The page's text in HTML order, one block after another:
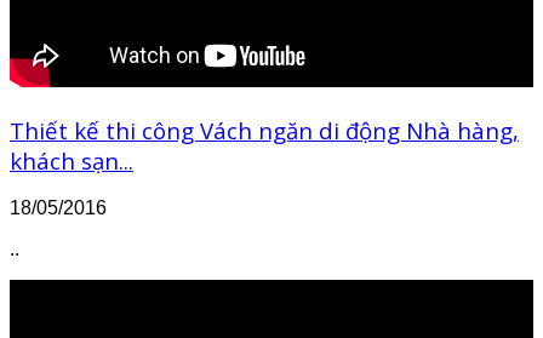
Thiết kế thi công Vách ngăn di động Nhà hàng,
khách sạn...
18/05/2016
..